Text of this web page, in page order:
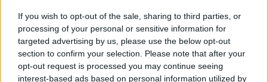
If you wish to opt-out of the sale, sharing to third parties, or
processing of your personal or sensitive information for
targeted advertising by us, please use the below opt-out
section to confirm your selection. Please note that after your
opt-out request is processed you may continue seeing
interest-based ads based on personal information utilized by
Código postal 08755
Barcelona.
Código postal 08860
Barcelona.